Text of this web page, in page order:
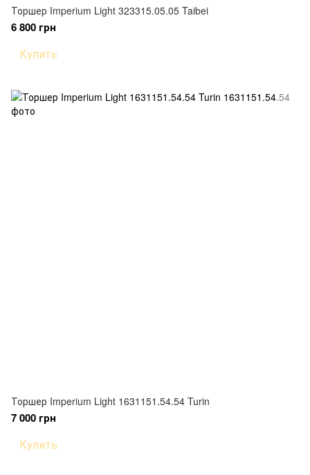
Торшер Imperium Light 323315.05.05 Taibei
6 800 грн
Купить
Торшер Imperium Light 1631151.54.54 Turin
7 000 грн
Купить